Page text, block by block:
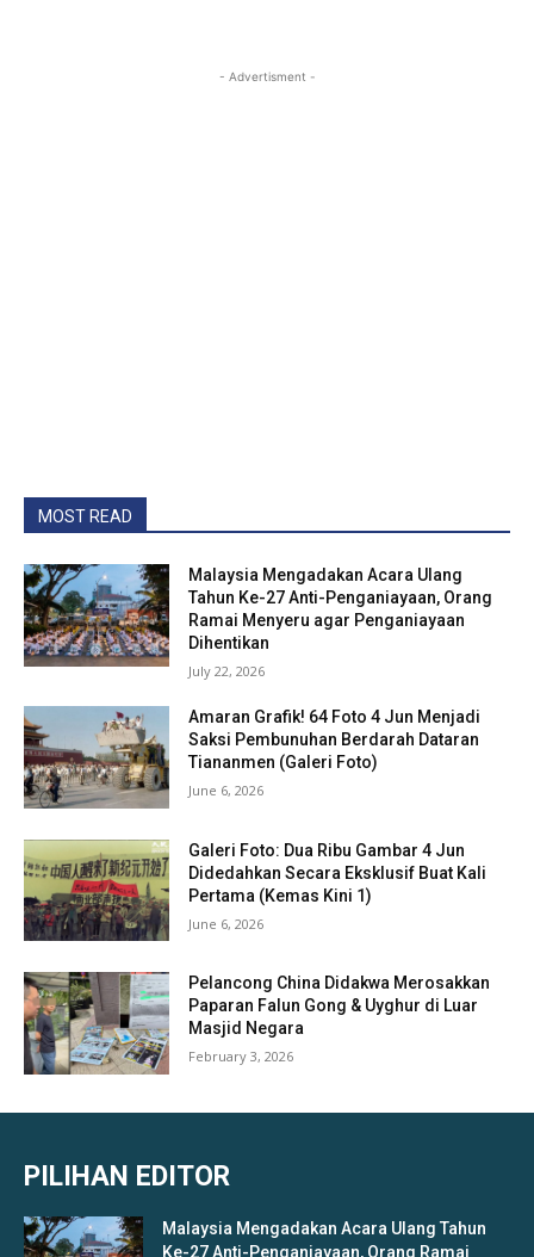
- Advertisment -
MOST READ
Malaysia Mengadakan Acara Ulang
Tahun Ke-27 Anti-Penganiayaan, Orang
Ramai Menyeru agar Penganiayaan
Dihentikan
July 22, 2026
Amaran Grafik! 64 Foto 4 Jun Menjadi
Saksi Pembunuhan Berdarah Dataran
Tiananmen (Galeri Foto)
June 6, 2026
Galeri Foto: Dua Ribu Gambar 4 Jun
Didedahkan Secara Eksklusif Buat Kali
Pertama (Kemas Kini 1)
June 6, 2026
Pelancong China Didakwa Merosakkan
Paparan Falun Gong & Uyghur di Luar
Masjid Negara
February 3, 2026
PILIHAN EDITOR
Malaysia Mengadakan Acara Ulang Tahun
Ke-27 Anti-Penganiayaan, Orang Ramai